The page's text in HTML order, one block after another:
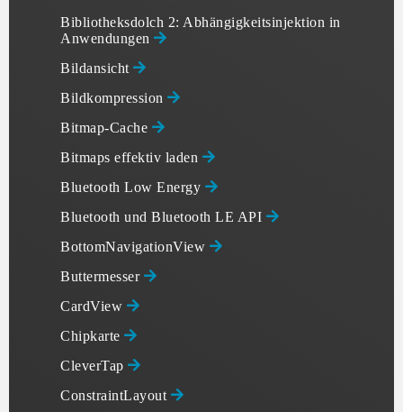
Bibliotheksdolch 2: Abhängigkeitsinjektion in
Anwendungen
Bildansicht
Bildkompression
Bitmap-Cache
Bitmaps effektiv laden
Bluetooth Low Energy
Bluetooth und Bluetooth LE API
BottomNavigationView
Buttermesser
CardView
Chipkarte
CleverTap
ConstraintLayout